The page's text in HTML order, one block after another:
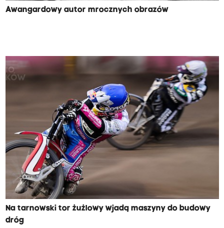
Awangardowy autor mrocznych obrazów
Na tarnowski tor żużlowy wjadą maszyny do budowy
dróg